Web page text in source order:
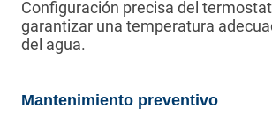
Configuración precisa del
garantizar una temperatura
del agua.
Mantenimiento preventivo